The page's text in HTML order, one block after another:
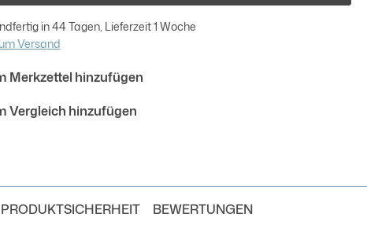
in 44 Tagen, Lieferzeit 1 Woche
Versand
Merkzettel hinzufügen
Vergleich hinzufügen
PRODUKTSICHERHEIT BEWERTUNGEN